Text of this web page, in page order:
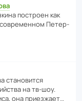
пост­роен как
совре­менном Пете­р­
стано­вится
на тв-шоу.
она приезжает…